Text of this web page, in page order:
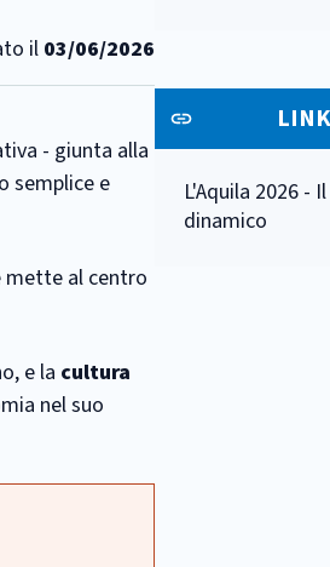
il 03/06/2026
- giunta alla
semplice e
mette al centro
e la cultura
nel suo
L'Aquila 2026 -
dinamico